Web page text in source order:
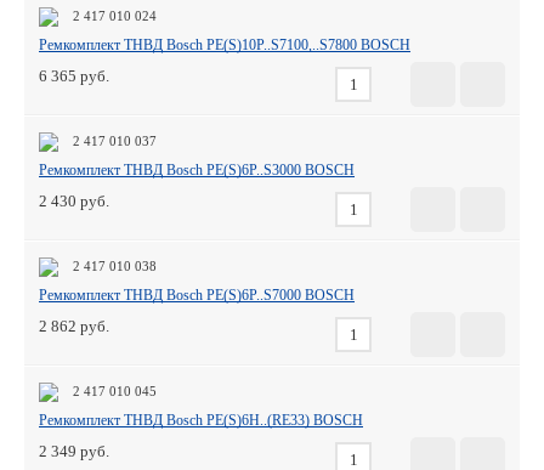
2 417 010 024
Ремкомплект ТНВД Bosch PE(S)10P..S7100,..S7800 BOSCH
6 365
2 417 010 037
Ремкомплект ТНВД Bosch PE(S)6P..S3000 BOSCH
2 430
2 417 010 038
Ремкомплект ТНВД Bosch PE(S)6P..S7000 BOSCH
2 862
2 417 010 045
Ремкомплект ТНВД Bosch PE(S)6H..(RE33) BOSCH
2 349